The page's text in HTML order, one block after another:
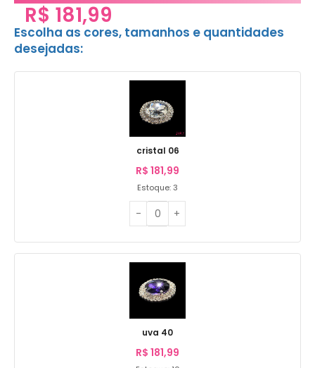
R$ 181,99
Escolha as cores, tamanhos e quantidades
desejadas:
cristal 06
R$ 181,99
Estoque: 3
uva 40
R$ 181,99